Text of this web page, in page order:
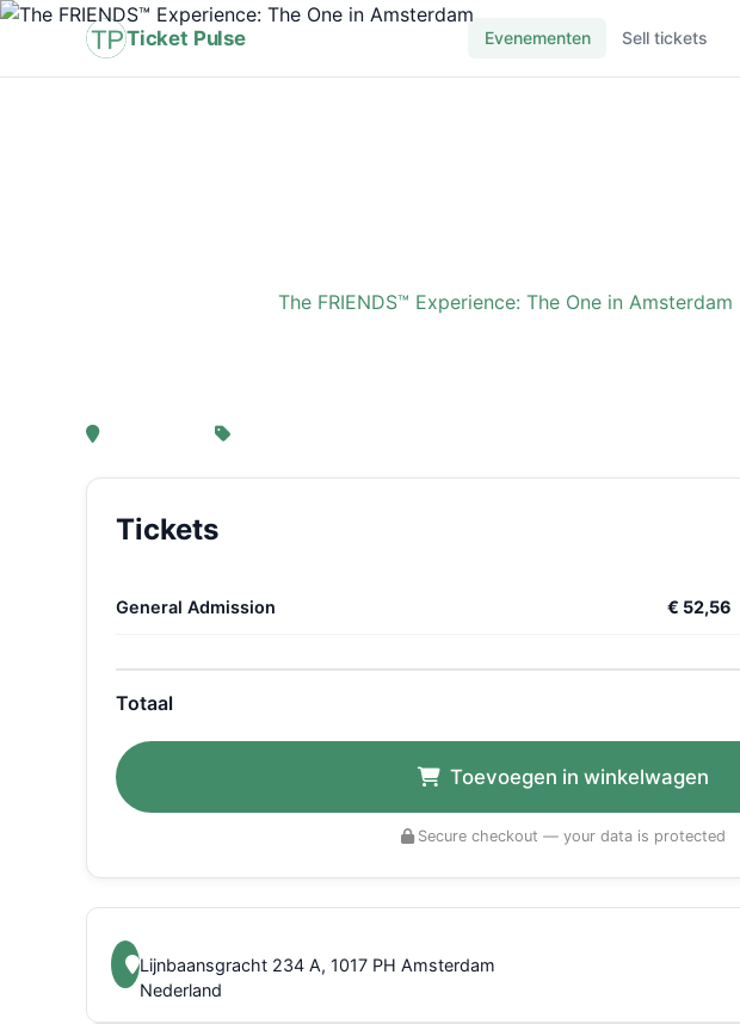
Ticket Pulse Evenementen Sell tickets
The FRIENDS™ Experience: The One in Amsterdam
, Amsterdam
Tickets
General Admission € 52,56
Totaal
Toevoegen in winkelwagen
Secure checkout — your data is protected
Lijnbaansgracht 234 A, 1017 PH Amsterdam
Nederland